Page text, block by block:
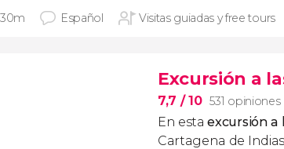
Español Visitas guiadas y free tours
Excursión a
7,7 / 10 531 opiniones
En estaexcursión a
Cartagena de